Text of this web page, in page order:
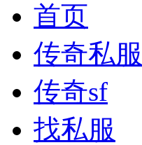
首页
传奇私
传奇sf
找私服